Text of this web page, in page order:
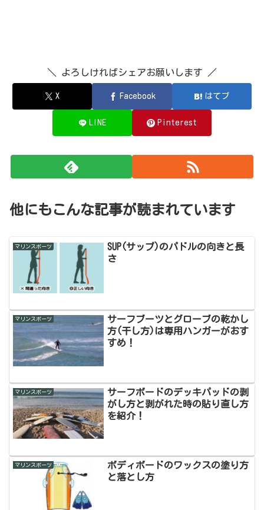
＼ よろしければシェアお願いします ／
X Facebook はてブ
LINE Pinterest
他にもこんな記事が読まれています
マリンスポーツ
SUP(サップ)のパドルの向きと長
さ
マリンスポーツ
サーフブーツとグローブの乾かし
方(干し方)は専用ハンガーがおす
すめ！
マリンスポーツ
サーフボードのデッキパッドの剥
がし方と剥がれた時の貼り直し方
を紹介！
マリンスポーツ
ボディボードのワックスの塗り方
と落とし方